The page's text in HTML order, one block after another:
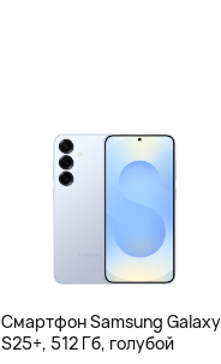
Смартфон Samsung Galaxy
S25+, 512 Гб, голубой